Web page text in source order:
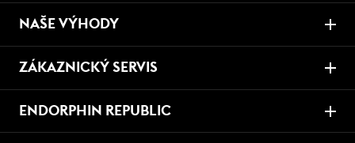
NAŠE VÝHODY
ZÁKAZNICKÝ SERVIS
ENDORPHIN REPUBLIC